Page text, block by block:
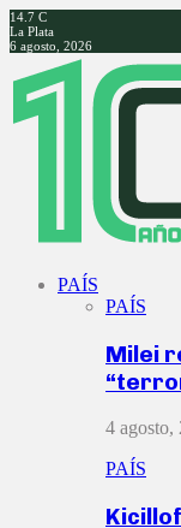
14.7 C
La Plata
6 agosto, 2026
Facebook
Twitter
Instagram
Youtube
PAÍS
PAÍS
Milei
4 agosto,
PAÍS